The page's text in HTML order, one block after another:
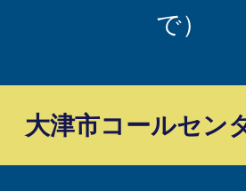
で）
大津市コールセン